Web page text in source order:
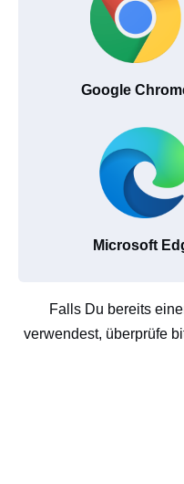
Google
Microsoft
Falls Du bereits
verwendest, überprüfe